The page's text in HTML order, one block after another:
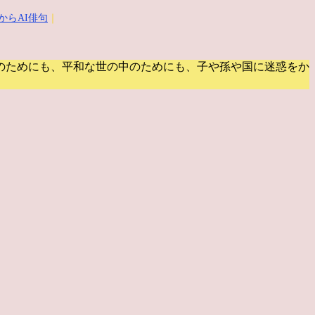
らAI俳句
ためにも、平和な世の中のためにも、子や孫や国に迷惑をか